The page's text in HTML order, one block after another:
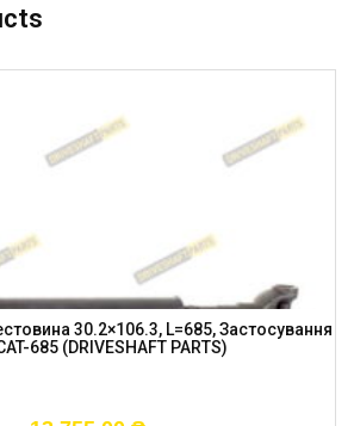
30.2×106.3, L=685, Застосування
685 (DRIVESHAFT PARTS)